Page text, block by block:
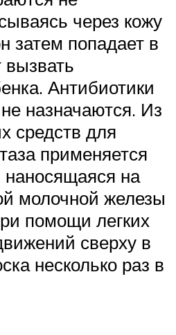
через кожу
затем попадает в
Антибиотики
назначаются. Из
средств для
применяется
на
молочной железы
помощи легких
сверху в
несколько раз в